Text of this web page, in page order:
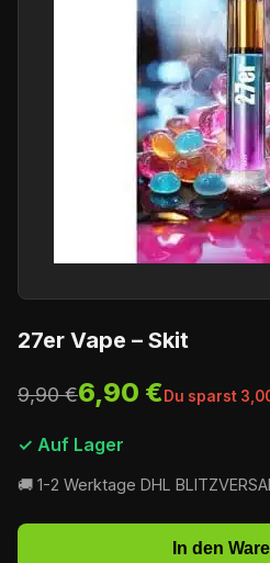
27er Vape – Skit
9,90 €6,90 €Du sparst
✓ Auf Lager
🚚 1-2 Werktage DHL
In den